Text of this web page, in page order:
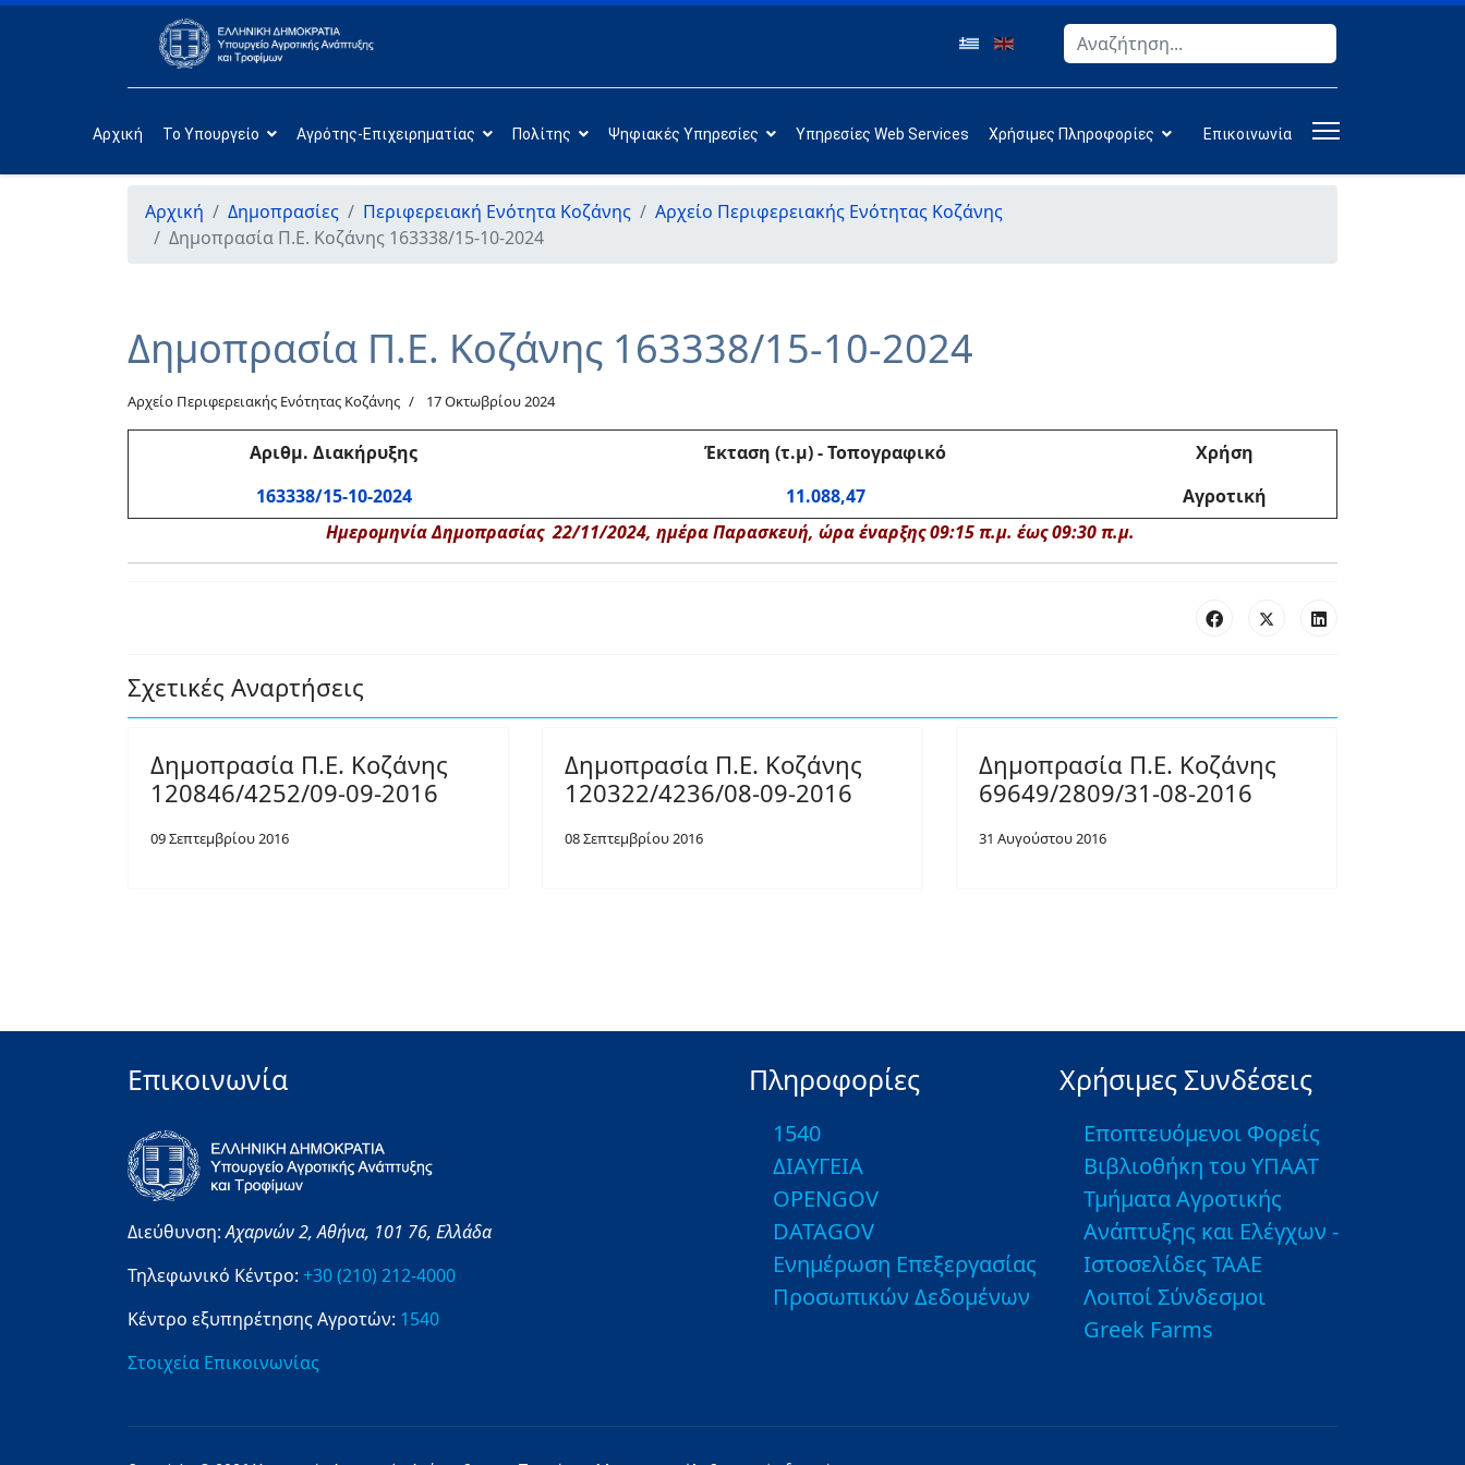
Αναζήτηση
Αρχική Το Υπουργείο Αγρότης-Επιχειρηματίας Πολίτης Ψηφιακές Υπηρεσίες Υπηρεσίες Web Services Χρήσιμες Πληροφορίες Επικοινωνία
Αρχική Δημοπρασίες Περιφερειακή Ενότητα Κοζάνης
Αρχείο Περιφερειακής Ενότητας Κοζάνης
Δημοπρασία Π.Ε. Κοζάνης 163338/15-10-2024
Δημοπρασία Π.Ε. Κοζάνης 163338/15-10-2024
Αρχείο Περιφερειακής Ενότητας Κοζάνης 17 Οκτωβρίου 2024
Αριθμ. Διακήρυξης Έκταση (τ.μ) - Τοπογραφικό
Χρήση
163338/15-10-2024
11.088,47
Αγροτική
Ημερομηνία Δημοπρασίας 22/11/2024, ημέρα Παρασκευή, ώρα έναρξης 09:15 π.μ. έως 09:30 π.μ.
Σχετικές Αναρτήσεις
Δημοπρασία Π.Ε. Κοζάνης
120846/4252/09-09-2016
09 Σεπτεμβρίου 2016
Δημοπρασία Π.Ε. Κοζάνης
120322/4236/08-09-2016
08 Σεπτεμβρίου 2016
Δημοπρασία Π.Ε. Κοζάνης
69649/2809/31-08-2016
31 Αυγούστου 2016
Επικοινωνία
Διεύθυνση:Αχαρνών 2,Αθήνα, 101 76, Ελλάδα
Τηλεφωνικό Κέντρο: +30 (210) 212-4000
Κέντρο εξυπηρέτησης Αγροτών: 1540
Στοιχεία Επικοινωνίας
Πληροφορίες
1540
ΔΙΑΥΓΕΙΑ
OPENGOV
DATAGOV
Ενημέρωση Επεξεργασίας
Προσωπικών Δεδομένων
Χρήσιμες Συνδέσεις
Εποπτευόμενοι Φορείς
Βιβλιοθήκη του ΥΠΑΑΤ
Τμήματα Αγροτικής
Ανάπτυξης και Ελέγχων -
Ιστοσελίδες ΤΑΑΕ
Λοιποί Σύνδεσμοι
Greek Farms